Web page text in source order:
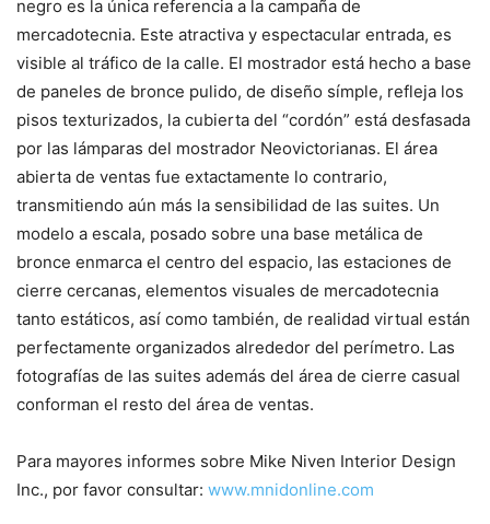
negro es la única referencia a la campaña de
mercadotecnia. Este atractiva y espectacular entrada, es
visible al tráfico de la calle. El mostrador está hecho a base
de paneles de bronce pulido, de diseño símple, refleja los
pisos texturizados, la cubierta del “cordón” está desfasada
por las lámparas del mostrador Neovictorianas. El área
abierta de ventas fue extactamente lo contrario,
transmitiendo aún más la sensibilidad de las suites. Un
modelo a escala, posado sobre una base metálica de
bronce enmarca el centro del espacio, las estaciones de
cierre cercanas, elementos visuales de mercadotecnia
tanto estáticos, así como también, de realidad virtual están
perfectamente organizados alrededor del perímetro. Las
fotografías de las suites además del área de cierre casual
conforman el resto del área de ventas.
Para mayores informes sobre Mike Niven Interior Design
Inc., por favor consultar: www.mnidonline.com